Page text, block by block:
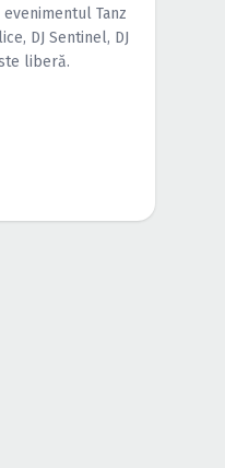
Tanz
DJ Sentinel, DJ
liberă.